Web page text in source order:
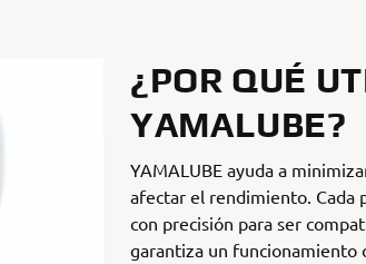
¿POR QUÉ
YAMALUBE?
YAMALUBE ayuda a
afectar el rendimiento. Cada
con precisión para ser
garantiza un funcionamiento